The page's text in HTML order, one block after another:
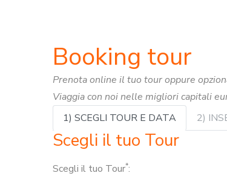
Booking tour
Prenota online il tuo tour oppure
Viaggia con noi nelle migliori capitali
1) SCEGLI TOUR E DATA
2)
Scegli il tuo Tour
Scegli il tuo Tour*: